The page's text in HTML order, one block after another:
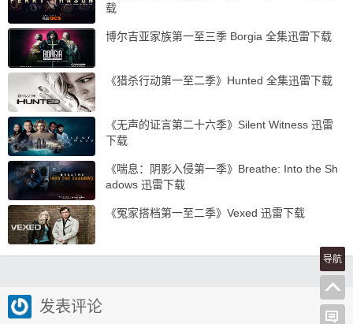
载
博尔吉亚家族第一至三季 Borgia 全集迅雷下载
《猎杀行动第一至二季》Hunted 全集迅雷下载
《无声的证言第二十六季》Silent Witness 迅雷
下载
《喘息：阴影入侵第一季》Breathe: Into the Sh
adows 迅雷下载
《冤家搭档第一至二季》Vexed 迅雷下载
发表评论
导航